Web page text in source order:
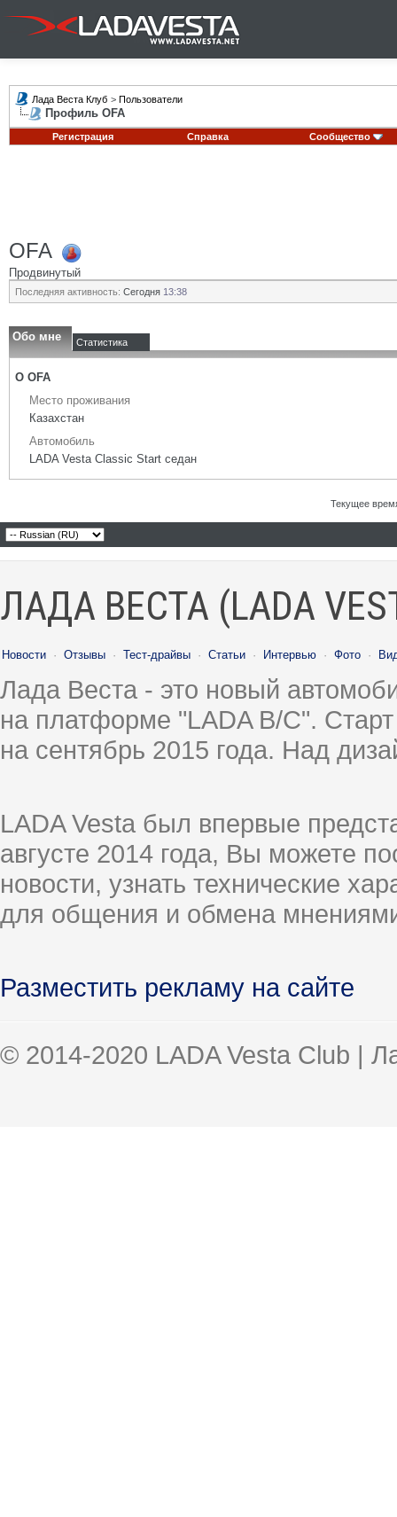
Лада Веста Клуб > Пользователи
Профиль OFA
Регистрация Справка Сообщество
OFA
Продвинутый
Последняя активность: Сегодня 13:38
Обо мне Статистика
О OFA
Место проживания
Казахстан
Автомобиль
LADA Vesta Classic Start седан
Текущее
ЛАДА ВЕСТА (LADA
Новости · Отзывы · Тест-драйвы · Статьи · Интервью · Фото ·
Лада Веста - это новый
на платформе "LADA B/C".
на сентябрь 2015 года. Над
LADA Vesta был впервые
августе 2014 года, Вы можете
новости, узнать технические
для общения и обмена
Разместить рекламу на сайте
© 2014-2020 LADA Vesta Club |